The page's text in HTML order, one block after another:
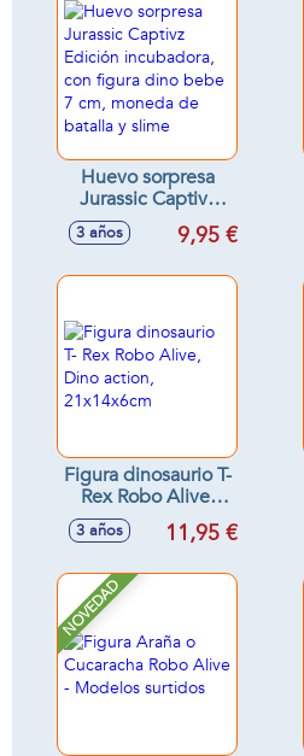
Huevo sorpresa
Jurassic Captivz
Edición
incubadora, con
3 años 9,95 €
Figura dinosaurio T-
Rex Robo Alive,
Dino action,
21x14x6cm
3 años 11,95 €
NOVEDAD